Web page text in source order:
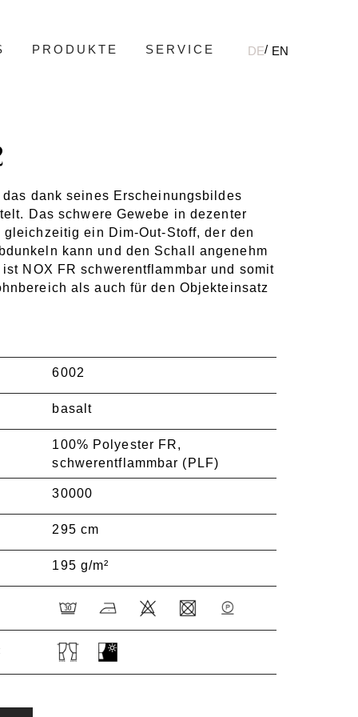
PRODUKTE SERVICE DE EN
dank seines Erscheinungsbildes
Das schwere Gewebe in dezenter
ein Dim-Out-Stoff, der den
kann und den Schall angenehm
NOX FR schwerentflammbar und somit
als auch für den Objekteinsatz
6002
basalt
100% Polyester FR,
schwerentflammbar (PLF)
30000
295 cm
195 g/m²